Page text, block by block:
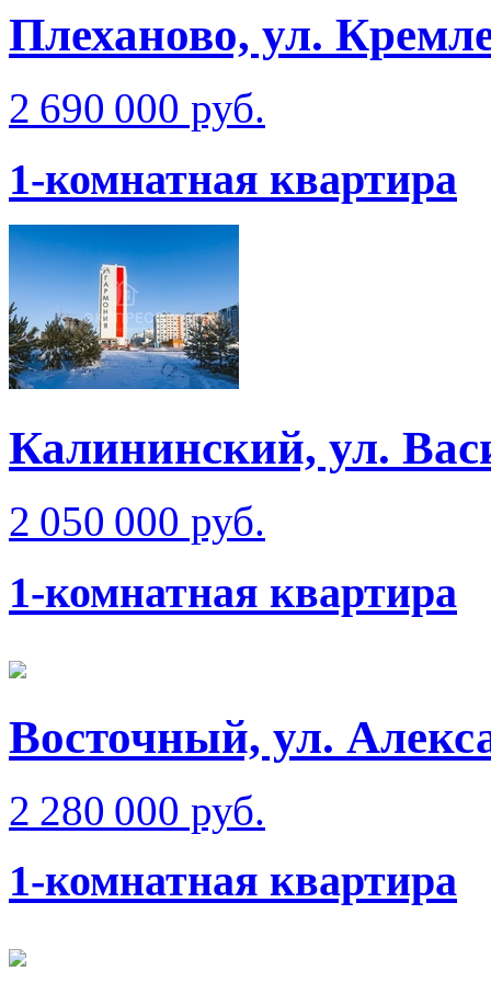
Плеханово, ул.
2 690 000 руб.
1-комнатная квартира
Калининский, ул.
2 050 000 руб.
1-комнатная квартира
Восточный, ул.
2 280 000 руб.
1-комнатная квартира